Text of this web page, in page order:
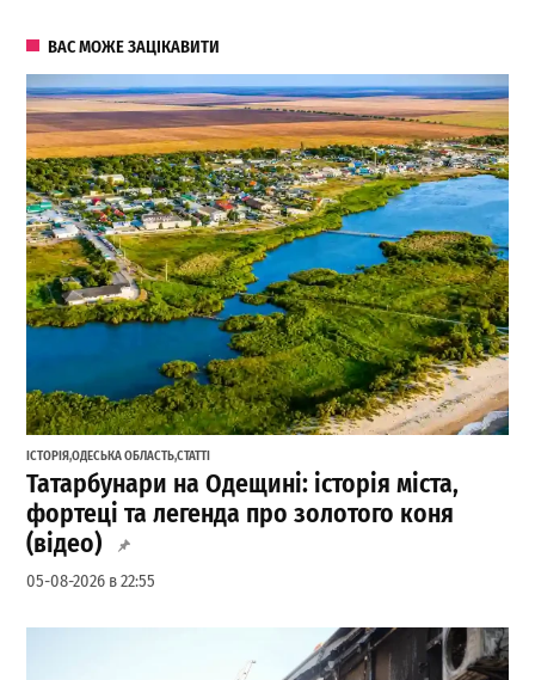
ВАС МОЖЕ ЗАЦІКАВИТИ
ІСТОРІЯ,ОДЕСЬКА ОБЛАСТЬ,СТАТТІ
Татарбунари на Одещині: історія міста,
фортеці та легенда про золотого коня
(відео)
05-08-2026 в 22:55